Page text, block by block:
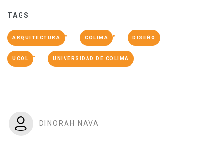
TAGS
ARQUITECTURA COLIMA DISEÑO
UCOL UNIVERSIDAD DE COLIMA
DINORAH NAVA